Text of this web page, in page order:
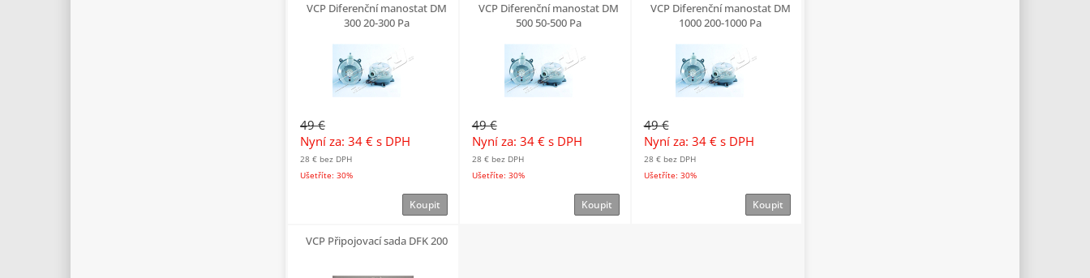
VCP Diferenční manostat DM
300 20-300 Pa
49 €
Nyní za: 34 € s DPH
28 € bez DPH
Ušetříte: 30%
Koupit
VCP Diferenční manostat DM
500 50-500 Pa
49 €
Nyní za: 34 € s DPH
28 € bez DPH
Ušetříte: 30%
Koupit
VCP Diferenční manostat DM
1000 200-1000 Pa
49 €
Nyní za: 34 € s DPH
28 € bez DPH
Ušetříte: 30%
Koupit
VCP Připojovací sada DFK 200